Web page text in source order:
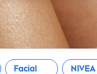
Facial NIVEA